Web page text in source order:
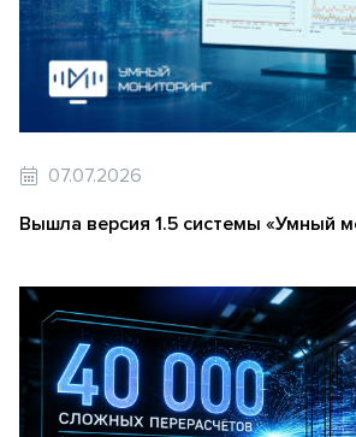
07.07.2026
Вышла версия 1.5 системы «Умный